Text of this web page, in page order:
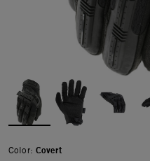
Color: Covert